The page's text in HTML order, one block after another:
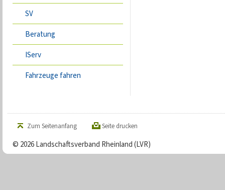
SV
Beratung
IServ
Fahrzeuge fahren
Zum Seitenanfang Seite drucken
© 2026 Landschaftsverband Rheinland (LVR)